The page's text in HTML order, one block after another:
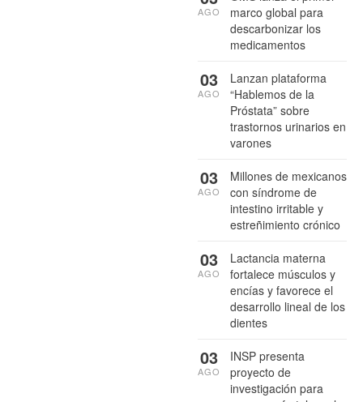
marco global para
descarbonizar los
medicamentos
AGO
Lanzan plataforma
“Hablemos de la
Próstata” sobre
trastornos urinarios en
varones
03
AGO
Millones de mexicanos
con síndrome de
intestino irritable y
estreñimiento crónico
03
AGO
Lactancia materna
fortalece músculos y
encías y favorece el
desarrollo lineal de los
dientes
03
AGO
INSP presenta
proyecto de
investigación para
03
AGO